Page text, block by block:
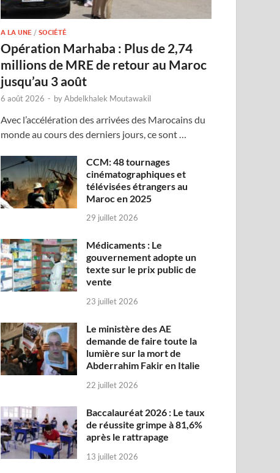
A LA UNE /SOCIÉTÉ
Opération Marhaba : Plus de 2,74
millions de MRE de retour au Maroc
jusqu’au 3 août
6 août 2026 - byAbdelkhalek Moutawakil
Avec l’accélération des arrivées des Marocains du
monde au cours des derniers jours, ce sont …
CCM: 48 tournages
cinématographiques et
télévisées étrangers au
Maroc en 2025
29 juillet 2026
Médicaments : Le
gouvernement adopte un
texte sur le prix public de
vente
23 juillet 2026
Le ministère des AE
demande de faire toute la
lumière sur la mort de
Abderrahim Fakir en Italie
22 juillet 2026
Baccalauréat 2026 : Le taux
de réussite grimpe à 81,6%
après le rattrapage
13 juillet 2026